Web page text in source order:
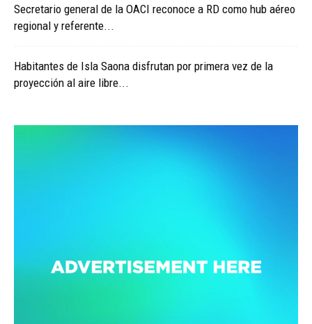
Secretario general de la OACI reconoce a RD como hub aéreo
regional y referente...
Habitantes de Isla Saona disfrutan por primera vez de la
proyección al aire libre...